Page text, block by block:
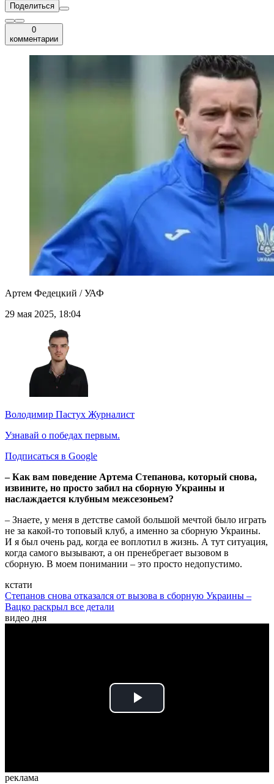
Поделиться
0
комментарии
Артем Федецкий / УАФ
29 мая 2025, 18:04
Володимир Пастух Журналист
Узнавай о победах первым.
Подписаться в Google
– Как вам поведение Артема Степанова, который снова,
извините, но просто забил на сборную Украины и
наслаждается клубным межсезоньем?
– Знаете, у меня в детстве самой большой мечтой было играть
не за какой-то топовый клуб, а именно за сборную Украины.
И я был очень рад, когда ее воплотил в жизнь. А тут ситуация,
когда самого вызывают, а он пренебрегает вызовом в
сборную. В моем понимании – это просто недопустимо.
кстати
Степанов снова отказался от вызова в сборную Украины –
Вацко раскрыл все детали
видео дня
Play
реклама